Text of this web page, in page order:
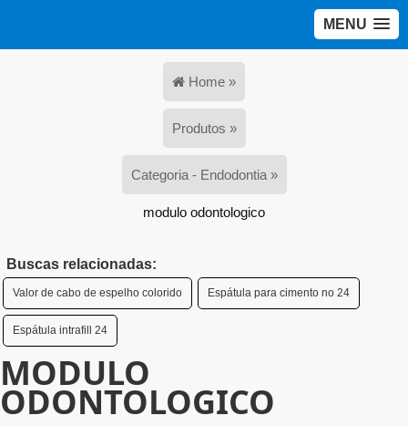
MENU
Home »
Produtos »
Categoria - Endodontia »
modulo odontologico
Buscas relacionadas:
Valor de cabo de espelho colorido Espátula para cimento no 24
Espátula intrafill 24
MODULO
ODONTOLOGICO